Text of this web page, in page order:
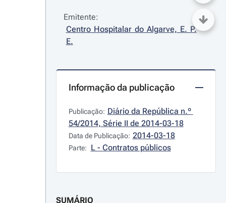
Emitente:
Centro Hospitalar do Algarve, E. P.
E.
Informação da publicação
Publicação: Diário da República n.º
54/2014, Série II de 2014-03-18
Data de Publicação: 2014-03-18
Parte: L - Contratos públicos
SUMÁRIO